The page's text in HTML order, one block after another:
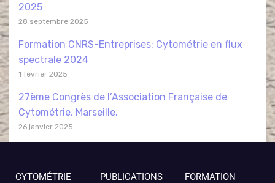
2025
28 septembre 2025
Formation CNRS-Entreprises: Cytométrie en flux
spectrale 2024
1 février 2025
27ème Congrès de l’Association Française de
Cytométrie, Marseille.
26 janvier 2025
CYTOMÉTRIE PUBLICATIONS FORMATION